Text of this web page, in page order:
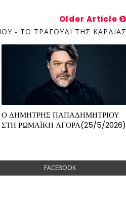
Older Article
- ΤΟ ΤΡΑΓΟΥΔΙ ΤΗΣ ΚΑΡΔΙΑΣ
Ο ΔΗΜΗΤΡΗΣ ΠΑΠΑΔΗΜΗΤΡΙΟΥ
ΣΤΗ ΡΩΜΑΪΚΗ ΑΓΟΡΑ(25/5/2026)
FACEBOOK